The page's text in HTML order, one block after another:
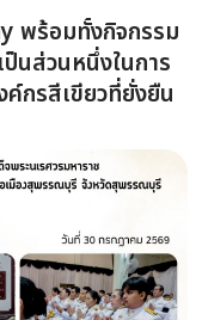
พร้อมทั้งกิจกรรม
นส่วนหนึ่งในการ
กรสีเขียวที่ยั่งยืน